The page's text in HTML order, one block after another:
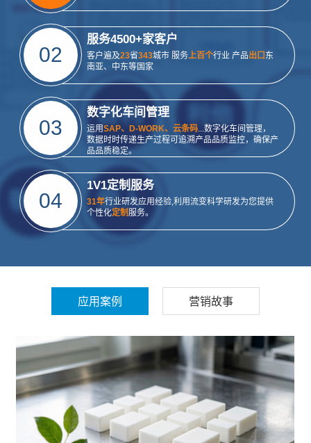
02
服务4500+家客户
客户遍及23省343城市 服务上百个行业 产品出口 东
南亚、中东等国家
03
数字化车间管理
运用SAP、D-WORK、云条码...数字化车间管理，
数据时时传递生产过程可追溯产品品质监控，确保产
品品质稳定。
04
1V1定制服务
31年行业研发应用经验,利用流变科学研发为您提供
个性化定制服务。
应用案例 营销故事